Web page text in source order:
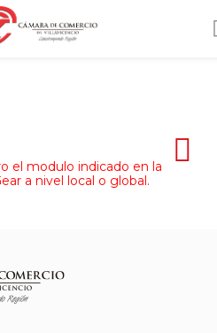
el modulo indicado en la
a nivel local o global.